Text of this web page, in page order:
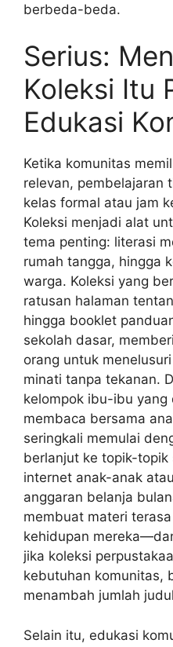
berbeda-beda.
Serius:
Koleksi Itu
Edukasi
Ketika komunitas
relevan, pembelajaran
kelas formal atau jam
Koleksi menjadi alat
tema penting: literasi
rumah tangga, hingga
warga. Koleksi yang
ratusan halaman
hingga booklet
sekolah dasar,
orang untuk
minati tanpa tekanan.
kelompok ibu-ibu yang
membaca bersama
seringkali memulai
berlanjut ke topik-topik
internet anak-anak
anggaran belanja
membuat materi
kehidupan
jika koleksi
kebutuhan komunitas,
menambah jumlah
Selain itu, edukasi